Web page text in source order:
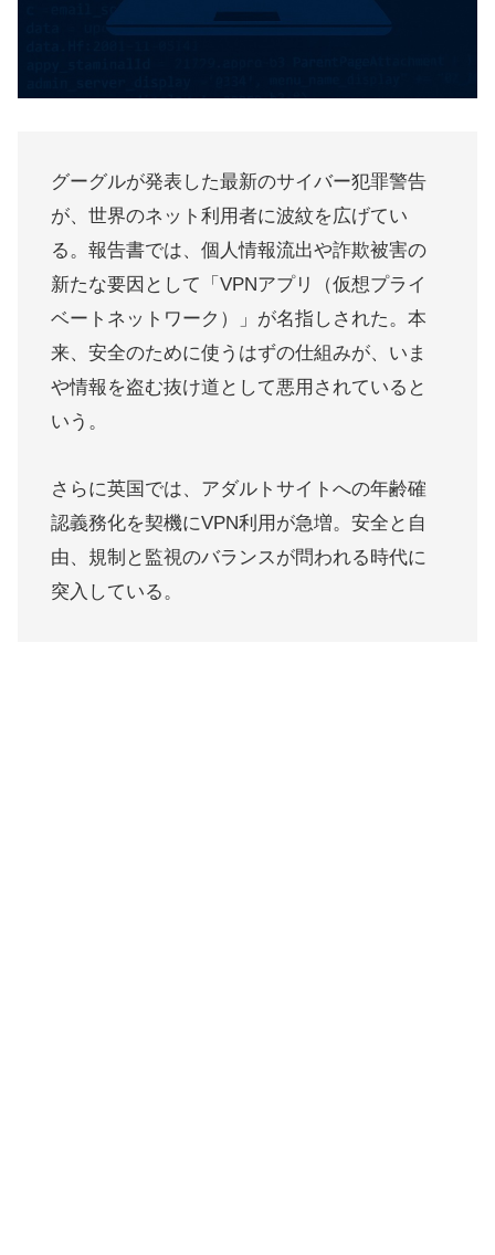
グーグルが発表した最新のサイバー犯罪警告
が、世界のネット利用者に波紋を広げてい
る。報告書では、個人情報流出や詐欺被害の
新たな要因として「VPNアプリ（仮想プライ
ベートネットワーク）」が名指しされた。本
来、安全のために使うはずの仕組みが、いま
や情報を盗む抜け道として悪用されていると
いう。
さらに英国では、アダルトサイトへの年齢確
認義務化を契機にVPN利用が急増。安全と自
由、規制と監視のバランスが問われる時代に
突入している。